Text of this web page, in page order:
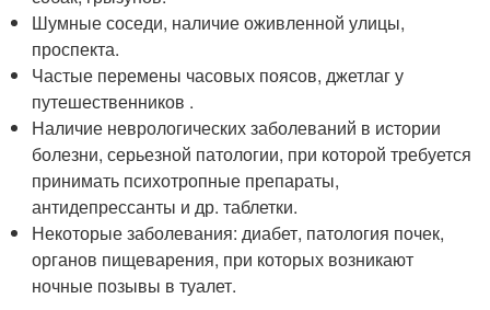
Шумные соседи, наличие оживленной улицы,
проспекта.
Частые перемены часовых поясов, джетлаг у
путешественников .
Наличие неврологических заболеваний в истории
болезни, серьезной патологии, при которой требуется
принимать психотропные препараты,
антидепрессанты и др. таблетки.
Некоторые заболевания: диабет, патология почек,
органов пищеварения, при которых возникают
ночные позывы в туалет.